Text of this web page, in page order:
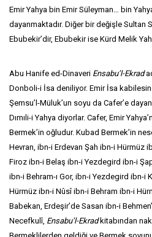
Emir Yahya bin Emir Süleyman… bin
dayanmaktadır. Diğer bir değişle Sultan
Ebubekir’dir, Ebubekir ise Kürd Melik
Abu Hanife ed-Dinaveri Ensabu’l-Ekrad
Donboli-i İsa deniliyor. Emir İsa
Şemsu’l-Müluk’un soyu da Cafer’e
Dımıli-i Yahya diyorlar. Cafer, Emir
Bermek’in oğludur. Kubad Bermek’in
Hevran, ibn-i Erdevan Şah ibn-i Hürmüz
Firoz ibn-i Belaş ibn-i Yezdegird ibn-i
ibn-i Behram-ı Gor, ibn-i Yezdegird ibn-i
Hürmüz ibn-i Nûsî ibn-i Behram ibn-i
Babekan, Erdeşir’de Sasan ibn-i
Necefkulî, Ensabu’l-Ekradkitabından